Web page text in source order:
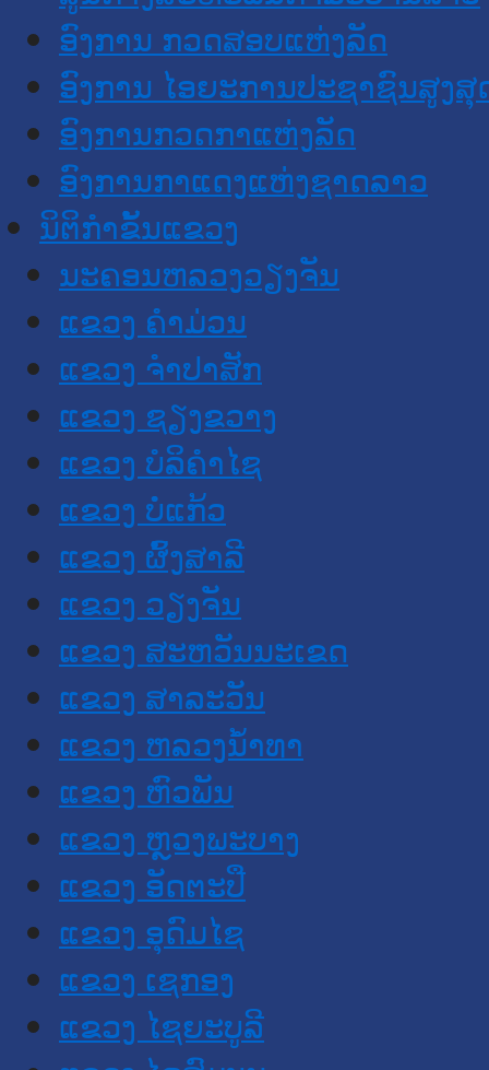
ອົງການ ກວດສອບແຫ່ງລັດ
ອົງການ ໄອຍະການປະຊາຊົນສູງສຸ
ອົງການກວດກາແຫ່ງລັດ
ອົງການກາແດງແຫ່ງຊາດລາວ
ນິຕິກໍາຂັ້ນແຂວງ
ນະ​ຄອນ​ຫລວງວຽງຈັນ
ແຂວງ ຄໍາມ່ວນ
ແຂວງ ຈໍາປາສັກ
ແຂວງ ຊຽງຂວາງ
ແຂວງ ບໍລິຄໍາໄຊ
ແຂວງ ບໍ່ແກ້ວ
ແຂວງ ຜົ້ງສາລີ
ແຂວງ ວຽງຈັນ
ແຂວງ ສະຫວັນນະເຂດ
ແຂວງ ສາລະວັນ
ແຂວງ ຫລວງນໍ້າທາ
ແຂວງ ຫົວພັນ
ແຂວງ ຫຼວງພະບາງ
ແຂວງ ອັດຕະປື
ແຂວງ ອຸດົມໄຊ
ແຂວງ ເຊກອງ
ແຂວງ ໄຊຍະບູລີ